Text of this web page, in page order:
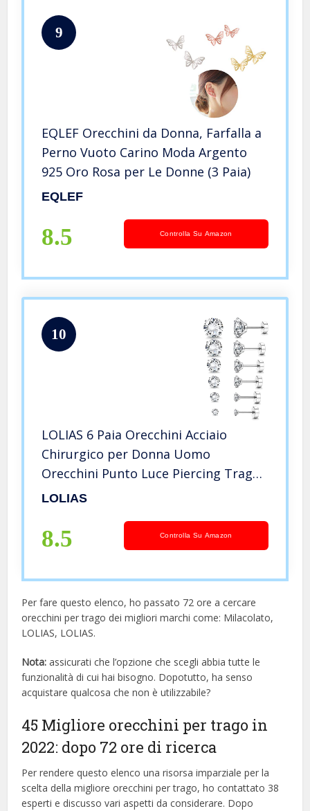
9
EQLEF Orecchini da Donna, Farfalla a
Perno Vuoto Carino Moda Argento
925 Oro Rosa per Le Donne (3 Paia)
EQLEF
8.5 Controlla Su Amazon
10
LOLIAS 6 Paia Orecchini Acciaio
Chirurgico per Donna Uomo
Orecchini Punto Luce Piercing Trago
Zirconi Cubici Orecchini a Bottone
All’orecchio
LOLIAS
8.5 Controlla Su Amazon
Per fare questo elenco, ho passato 72 ore a cercare
orecchini per trago dei migliori marchi come: Milacolato,
LOLIAS, LOLIAS.
Nota: assicurati che l’opzione che scegli abbia tutte le
funzionalità di cui hai bisogno. Dopotutto, ha senso
acquistare qualcosa che non è utilizzabile?
45 Migliore orecchini per trago in
2022: dopo 72 ore di ricerca
Per rendere questo elenco una risorsa imparziale per la
scelta della migliore orecchini per trago, ​​ho contattato 38
esperti e discusso vari aspetti da considerare. Dopo